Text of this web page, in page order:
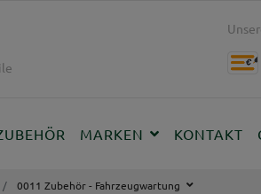
MARKEN KONTAKT
0011 Zubehör - Fahrzeugwartung